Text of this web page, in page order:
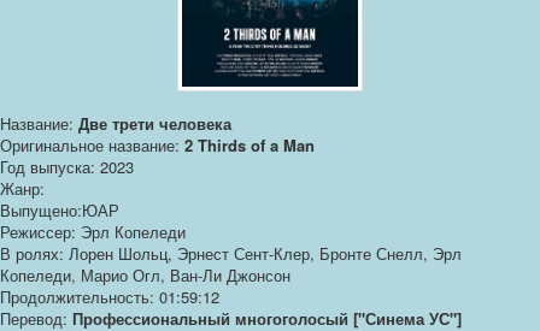
Название: Две трети человека
Оригинальное название: 2 Thirds of a Man
Год выпуска: 2023
Жанр:
Выпущено:ЮАР
Режиссер: Эрл Копеледи
В ролях: Лорен Шольц, Эрнест Сент-Клер, Бронте Снелл, Эрл
Копеледи, Марио Огл, Ван-Ли Джонсон
Продолжительность: 01:59:12
Перевод: Профессиональный многоголосый ["Синема УС"]